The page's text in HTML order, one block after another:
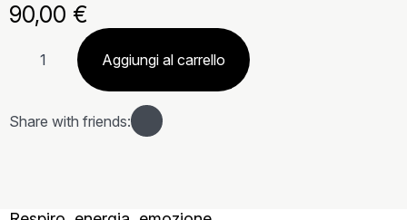
90,00 €
quantità
Aggiungi al carrello
Share with friends: